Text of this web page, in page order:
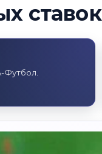
ставок
Футбол.